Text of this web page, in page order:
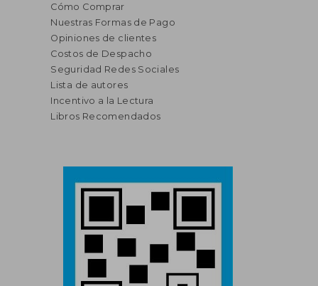
Cómo Comprar
Nuestras Formas de Pago
Opiniones de clientes
Costos de Despacho
Seguridad Redes Sociales
Lista de autores
Incentivo a la Lectura
Libros Recomendados